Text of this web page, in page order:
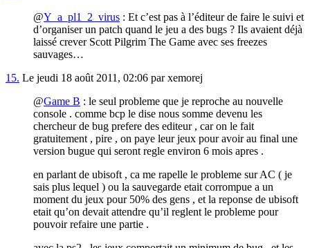
@Y_a_pl1_2_virus : Et c’est pas à l’éditeur de faire le suivi et
d’organiser un patch quand le jeu a des bugs ? Ils avaient déjà
laissé crever Scott Pilgrim The Game avec ses freezes
sauvages…
15. Le jeudi 18 août 2011, 02:06 par xemorej
@Game B : le seul probleme que je reproche au nouvelle
console . comme bcp le dise nous somme devenu les
chercheur de bug prefere des editeur , car on le fait
gratuitement , pire , on paye leur jeux pour avoir au final une
version bugue qui seront regle environ 6 mois apres .
en parlant de ubisoft , ca me rapelle le probleme sur AC ( je
sais plus lequel ) ou la sauvegarde etait corrompue a un
moment du jeux pour 50% des gens , et la reponse de ubisoft
etait qu’on devait attendre qu’il reglent le probleme pour
pouvoir refaire une partie .